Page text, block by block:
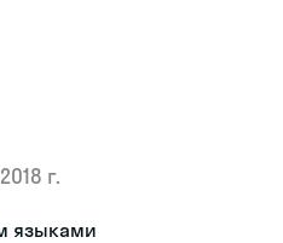
2018 г.
языками